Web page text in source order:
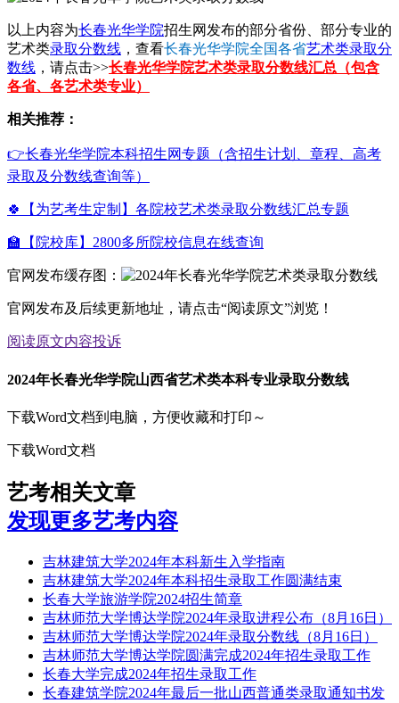
以上内容为长春光华学院招生网发布的部分省份、部分专业的
艺术类录取分数线 ，查看长春光华学院全国各省艺术类录取分
数线 ，请点击>>长春光华学院艺术类录取分数线汇总（包含
各省、各艺术类专业）
相关推荐：
👉长春光华学院本科招生网专题（含招生计划、章程、高考
录取及分数线查询等）
🍀【为艺考生定制】各院校艺术类录取分数线汇总专题
🏫【院校库】2800多所院校信息在线查询
官网发布缓存图：
官网发布及后续更新地址，请点击“阅读原文”浏览！
阅读原文内容投诉
2024年长春光华学院山西省艺术类本科专业录取分数线
下载Word文档到电脑，方便收藏和打印～
下载Word文档
艺考相关文章
发现更多艺考内容
吉林建筑大学2024年本科新生入学指南
吉林建筑大学2024年本科招生录取工作圆满结束
长春大学旅游学院2024招生简章
吉林师范大学博达学院2024年录取进程公布（8月16日）
吉林师范大学博达学院2024年录取分数线（8月16日）
吉林师范大学博达学院圆满完成2024年招生录取工作
长春大学完成2024年招生录取工作
长春建筑学院2024年最后一批山西普通类录取通知书发